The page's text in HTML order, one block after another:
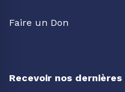
Faire un Don
Recevoir nos